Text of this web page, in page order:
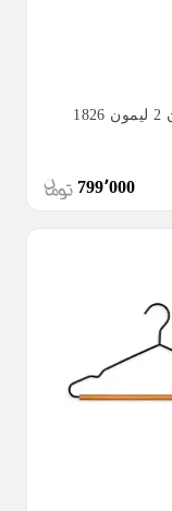
رخت آویز گردان 2 لیمون 1826
799٬000